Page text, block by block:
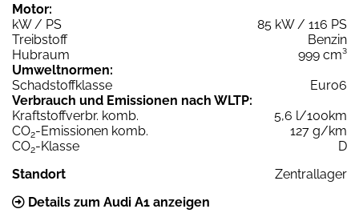
Motor:
kW / PS
85 kW / 116 PS
Treibstoff
Benzin
Hubraum
999 cm³
Umweltnormen:
Schadstoffklasse
Euro6
Verbrauch und Emissionen nach WLTP:
Kraftstoffverbr. komb.
5,6 l/100km
CO2-Emissionen komb.
127 g/km
CO2-Klasse
D
Standort
Zentrallager
Details zum Audi A1 anzeigen